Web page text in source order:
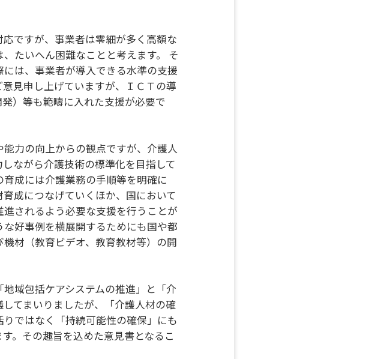
ですが、事業者は零細が多く高額な
たいへん困難なことと考えます。 そ
は、事業者が導入できる水準の支援
見申し上げていますが、ＩＣＴの導
）等も範疇に入れた支援が必要で
力の向上からの観点ですが、介護人
ながら介護技術の標準化を目指して
成には介護業務の手順等を明確に
成につなげていくほか、国において
されるよう必要な支援を行うことが
好事例を横展開するためにも国や都
材（教育ビデオ、教育教材等）の開
域包括ケアシステムの推進」と「介
てまいりましたが、「介護人材の確
ではなく「持続可能性の確保」にも
。その趣旨を込めた意見書となるこ